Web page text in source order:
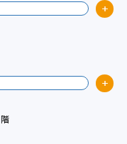
+
+
階